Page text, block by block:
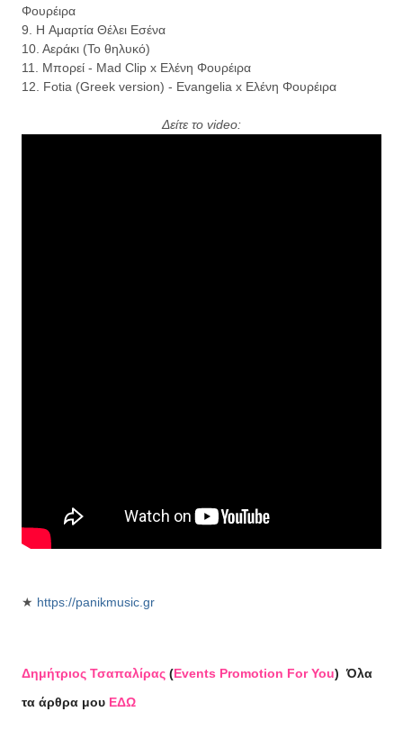
Φουρέιρα
9. Η Aμαρτία Θέλει Εσένα
10. Αεράκι (Το θηλυκό)
11. Μπορεί - Mad Clip x Ελένη Φουρέιρα
12. Fotia (Greek version) - Evangelia x Ελένη Φουρέιρα
Δείτε το video:
★ https://panikmusic.gr
Δημήτριος Τσαπαλίρας (Events Promotion For You) Όλα
τα άρθρα μου ΕΔΩ